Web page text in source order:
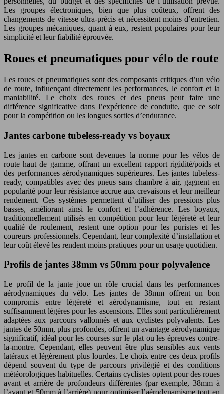
Les groupes électroniques, bien que plus coûteux, offrent des
changements de vitesse ultra-précis et nécessitent moins d’entretien.
Les groupes mécaniques, quant à eux, restent populaires pour leur
simplicité et leur fiabilité éprouvée.
Roues et pneumatiques pour vélo de route
Les roues et pneumatiques sont des composants critiques d’un vélo
de route, influençant directement les performances, le confort et la
maniabilité. Le choix des roues et des pneus peut faire une
différence significative dans l’expérience de conduite, que ce soit
pour la compétition ou les longues sorties d’endurance.
Jantes carbone tubeless-ready vs boyaux
Les jantes en carbone sont devenues la norme pour les vélos de
route haut de gamme, offrant un excellent rapport rigidité/poids et
des performances aérodynamiques supérieures. Les jantes tubeless-
ready, compatibles avec des pneus sans chambre à air, gagnent en
popularité pour leur résistance accrue aux crevaisons et leur meilleur
rendement. Ces systèmes permettent d’utiliser des pressions plus
basses, améliorant ainsi le confort et l’adhérence. Les boyaux,
traditionnellement utilisés en compétition pour leur légèreté et leur
qualité de roulement, restent une option pour les puristes et les
coureurs professionnels. Cependant, leur complexité d’installation et
leur coût élevé les rendent moins pratiques pour un usage quotidien.
Profils de jantes 38mm vs 50mm pour polyvalence
Le profil de la jante joue un rôle crucial dans les performances
aérodynamiques du vélo. Les jantes de 38mm offrent un bon
compromis entre légèreté et aérodynamisme, tout en restant
suffisamment légères pour les ascensions. Elles sont particulièrement
adaptées aux parcours vallonnés et aux cyclistes polyvalents. Les
jantes de 50mm, plus profondes, offrent un avantage aérodynamique
significatif, idéal pour les courses sur le plat ou les épreuves contre-
la-montre. Cependant, elles peuvent être plus sensibles aux vents
latéraux et légèrement plus lourdes. Le choix entre ces deux profils
dépend souvent du type de parcours privilégié et des conditions
météorologiques habituelles. Certains cyclistes optent pour des roues
avant et arrière de profondeurs différentes (par exemple, 38mm à
l’avant et 50mm à l’arrière) pour optimiser l’aérodynamisme tout en